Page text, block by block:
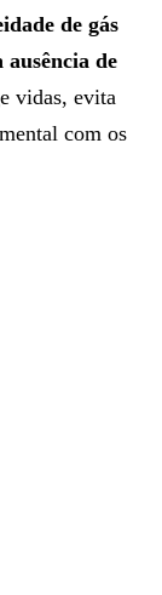
de gás
ausência de
vidas, evita
com os